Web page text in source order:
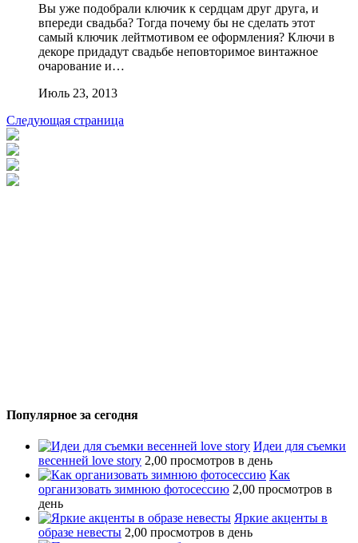
Вы уже подобрали ключик к сердцам друг друга, и
впереди свадьба? Тогда почему бы не сделать этот
самый ключик лейтмотивом ее оформления? Ключи в
декоре придадут свадьбе неповторимое винтажное
очарование и…
Июль 23, 2013
Следующая страница
Популярное за сегодня
Идеи для съемки
весенней love story 2,00 просмотров в день
Как
организовать зимнюю фотосессию 2,00 просмотров в
день
Яркие акценты в
образе невесты 2,00 просмотров в день